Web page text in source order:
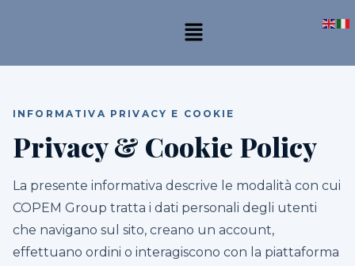
INFORMATIVA PRIVACY E COOKIE
Privacy & Cookie Policy
La presente informativa descrive le modalità con cui
COPEM Group tratta i dati personali degli utenti
che navigano sul sito, creano un account,
effettuano ordini o interagiscono con la piattaforma